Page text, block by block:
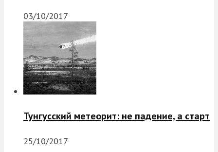
03/10/2017
Тунгусский метеорит: не падение, а старт
25/10/2017